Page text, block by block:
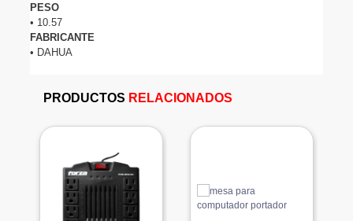
PESO
• 10.57
FABRICANTE
• DAHUA
PRODUCTOS RELACIONADOS